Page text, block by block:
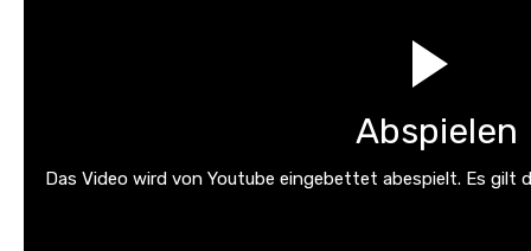
Abspielen
Das Video wird von Youtube eingebettet abespielt. Es gilt